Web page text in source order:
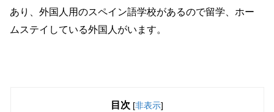
あり、外国人用のスペイン語学校があるので留学、ホー
ムステイしている外国人がいます。
目次 [非表示]